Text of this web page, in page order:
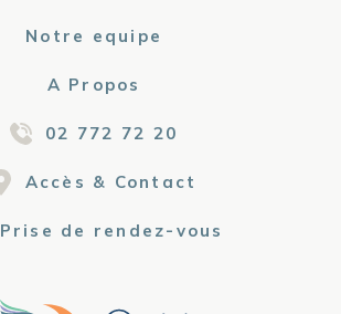
Notre equipe
A Propos
02 772 72 20
Accès & Contact
Prise de rendez-vous